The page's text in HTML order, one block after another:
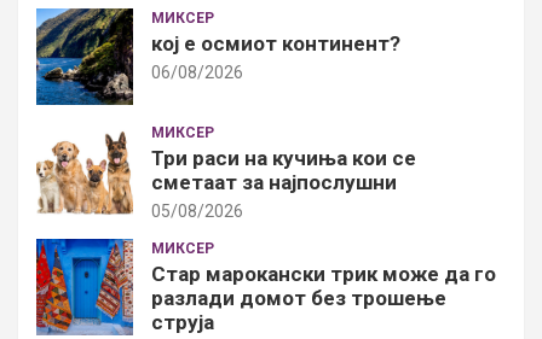
МИКСЕР
кој е осмиот континент?
06/08/2026
МИКСЕР
Три раси на кучиња кои се
сметаат за најпослушни
05/08/2026
МИКСЕР
Стар марокански трик може да го
разлади домот без трошење
струја